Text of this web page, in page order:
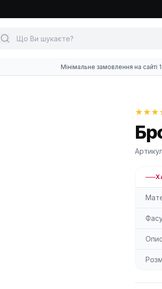
Мінімальне замовлення на сайті
Опис